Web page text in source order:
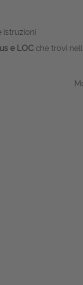
istruzioni
e LOC che trovi